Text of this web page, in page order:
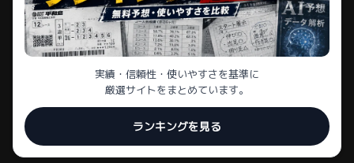
実績・信頼性・使いやすさを基準に
厳選サイトをまとめています。
ランキングを見る